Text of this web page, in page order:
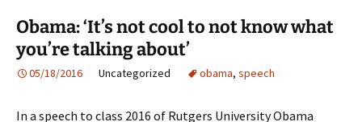
Obama: ‘It’s not cool to not know what
you’re talking about’
05/18/2016 Uncategorized obama, speech
In a speech to class 2016 of Rutgers University Obama